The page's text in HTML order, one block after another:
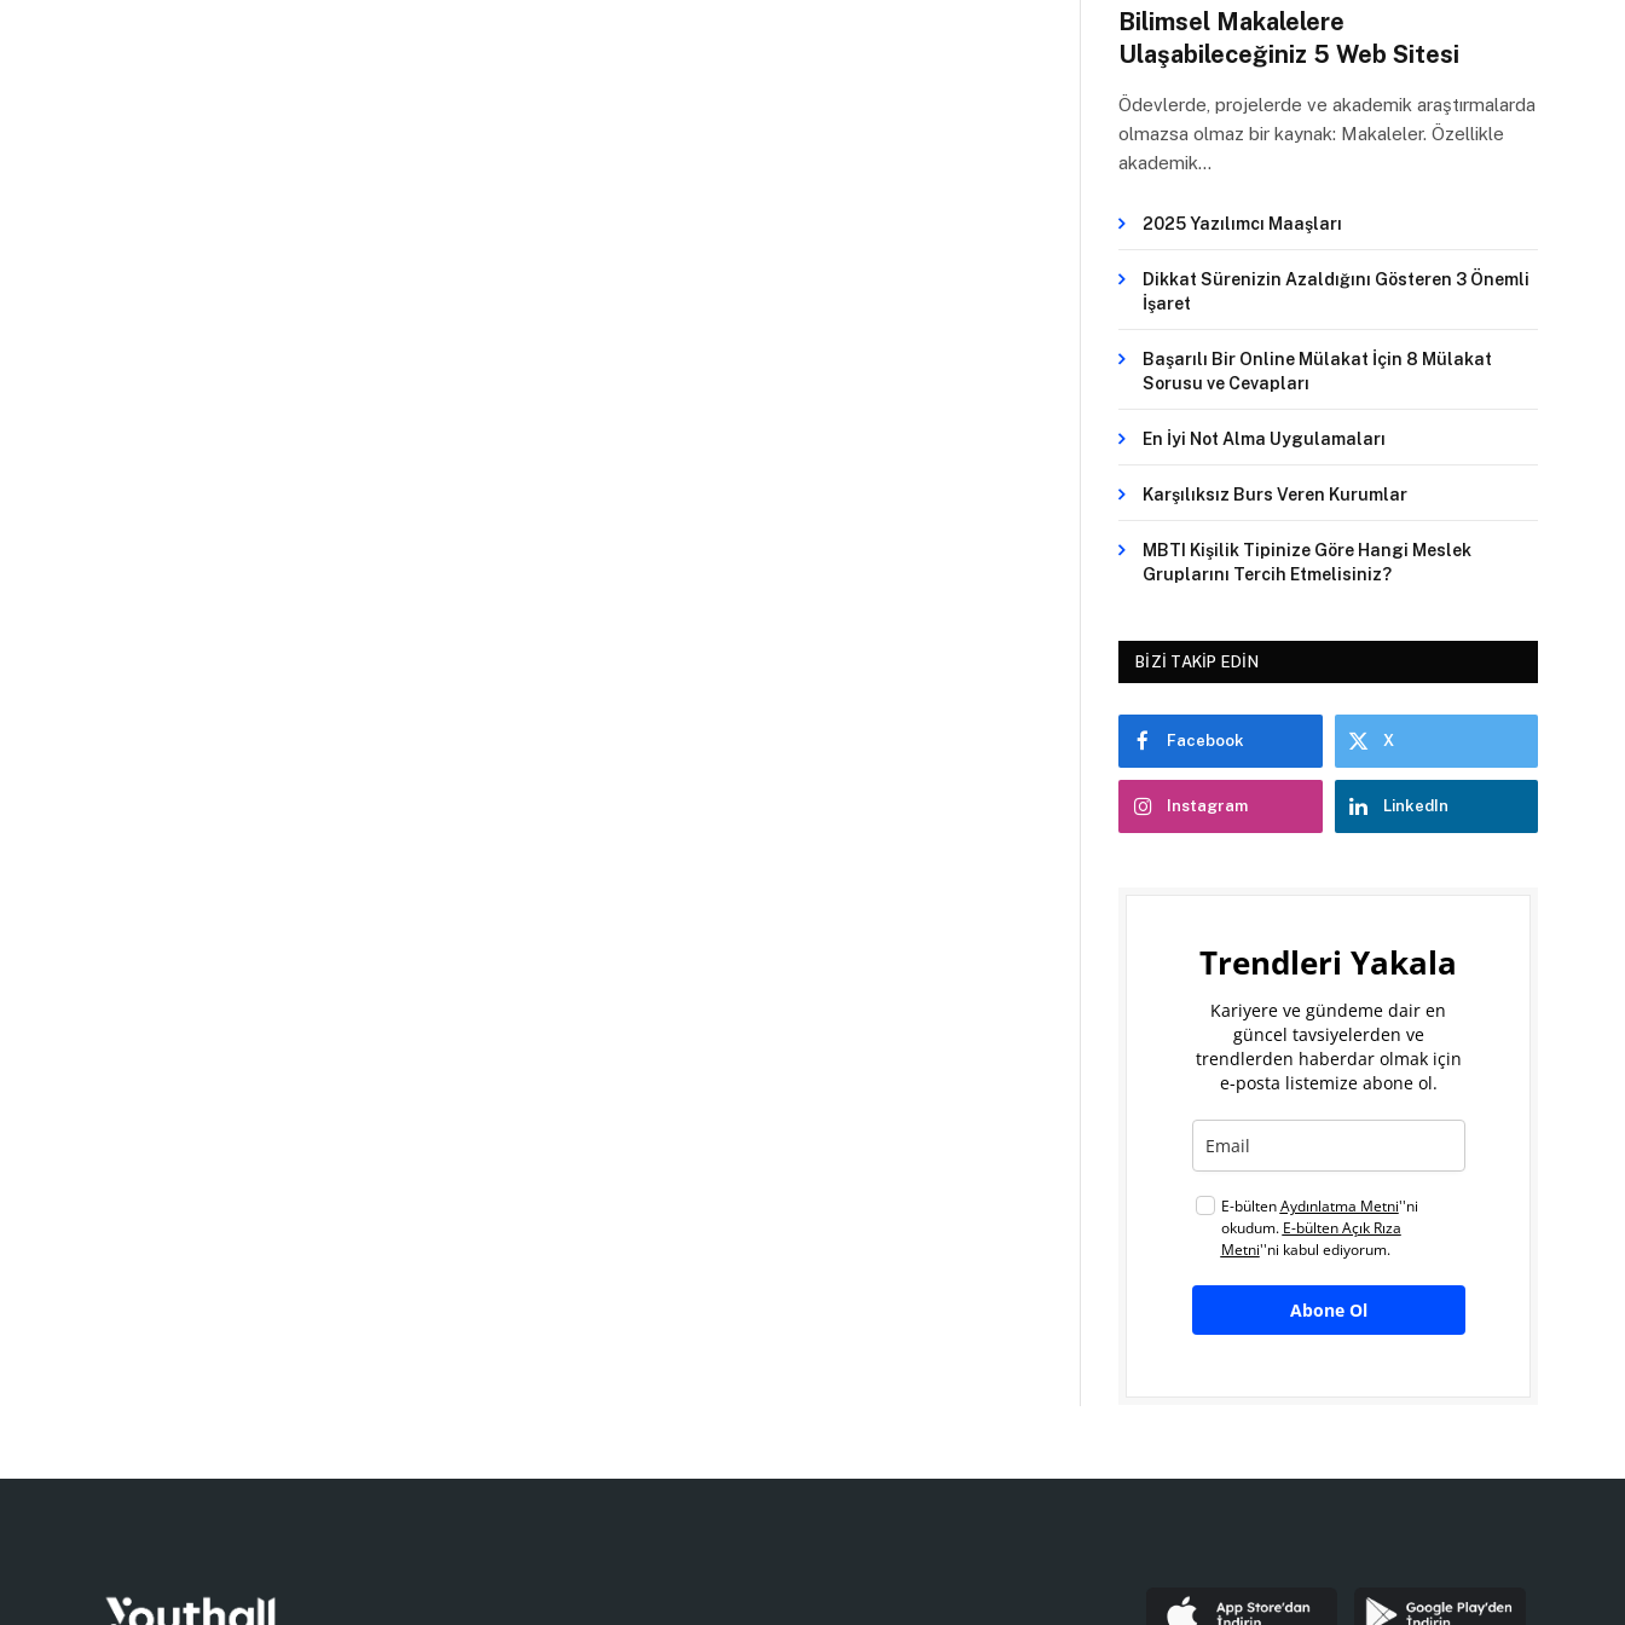
Bilimsel Makalelere
Ulaşabileceğiniz 5 Web Sitesi
Ödevlerde, projelerde ve akademik araştırmalarda
olmazsa olmaz bir kaynak: Makaleler. Özellikle
akademik…
2025 Yazılımcı Maaşları
Dikkat Sürenizin Azaldığını Gösteren 3 Önemli
İşaret
Başarılı Bir Online Mülakat İçin 8 Mülakat
Sorusu ve Cevapları
En İyi Not Alma Uygulamaları
Karşılıksız Burs Veren Kurumlar
MBTI Kişilik Tipinize Göre Hangi Meslek
Gruplarını Tercih Etmelisiniz?
BIZI TAKIP EDIN
Facebook X
Instagram LinkedIn
Trendleri Yakala
Kariyere ve gündeme dair en
güncel tavsiyelerden ve
trendlerden haberdar olmak için
e-posta listemize abone ol.
E-bültenAydınlatma Metni''ni
okudum. E-bülten Açık Rıza
Metni''ni kabul ediyorum.
Abone Ol